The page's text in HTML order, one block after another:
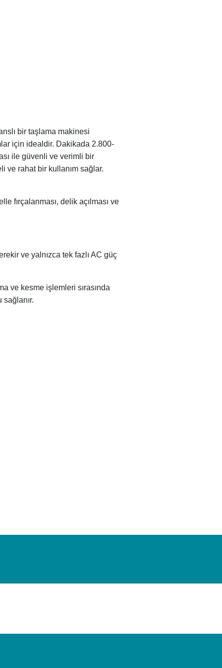
bir taşlama makinesi
için idealdir. Dakikada 2.800-
ile güvenli ve verimli bir
ve rahat bir kullanım sağlar.
fırçalanması, delik açılması ve
ve yalnızca tek fazlı AC güç
ve kesme işlemleri sırasında